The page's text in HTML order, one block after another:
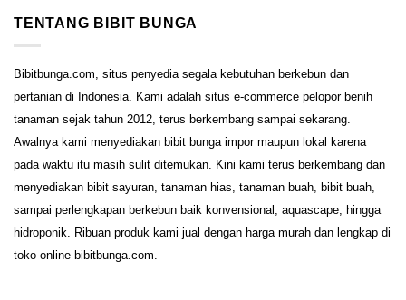
TENTANG BIBIT BUNGA
Bibitbunga.com, situs penyedia segala kebutuhan berkebun dan
pertanian di Indonesia. Kami adalah situs e-commerce pelopor benih
tanaman sejak tahun 2012, terus berkembang sampai sekarang.
Awalnya kami menyediakan bibit bunga impor maupun lokal karena
pada waktu itu masih sulit ditemukan. Kini kami terus berkembang dan
menyediakan bibit sayuran, tanaman hias, tanaman buah, bibit buah,
sampai perlengkapan berkebun baik konvensional, aquascape, hingga
hidroponik. Ribuan produk kami jual dengan harga murah dan lengkap di
toko online bibitbunga.com.